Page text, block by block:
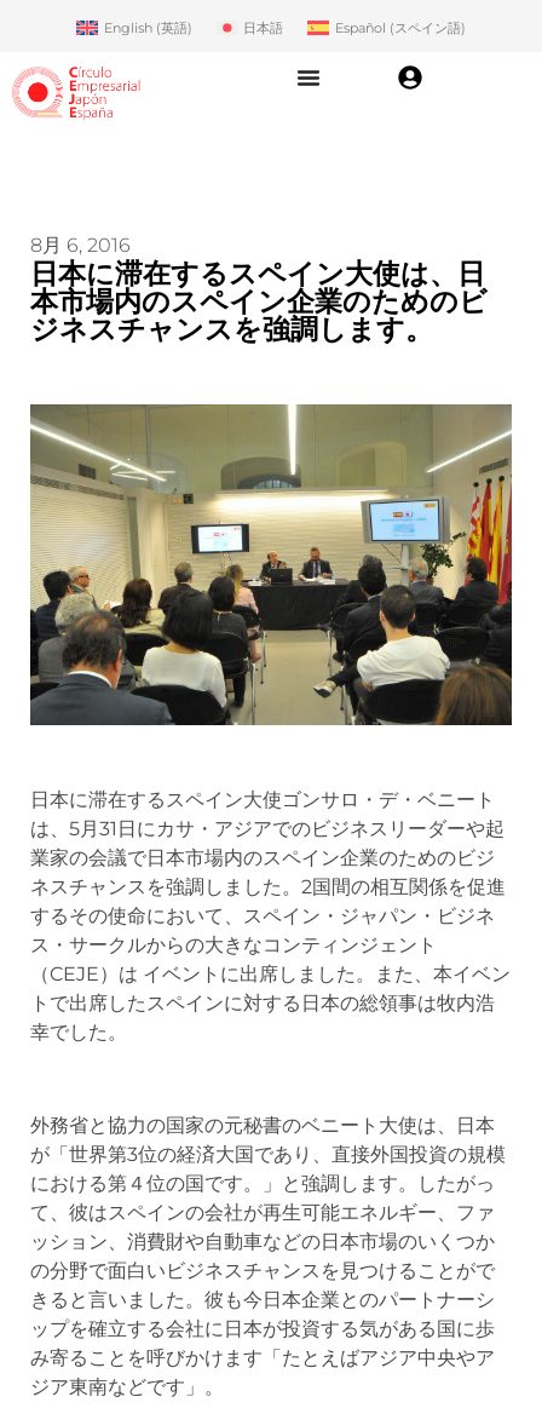
English(英語) 日本語 Español ( スペイン語)
8月 6, 2016
日本に滞在するスペイン大使は、日
本市場内のスペイン企業のためのビ
ジネスチャンスを強調します。
日本に滞在するスペイン大使ゴンサロ・デ・ベニート
は、5月31日にカサ・アジアでのビジネスリーダーや起
業家の会議で日本市場内のスペイン企業のためのビジ
ネスチャンスを強調しました。2国間の相互関係を促進
するその使命において、スペイン・ジャパン・ビジネ
ス・サークルからの大きなコンティンジェント
（CEJE）は イベントに出席しました。また、本イベン
トで出席したスペインに対する日本の総領事は牧内浩
幸でした。
外務省と協力の国家の元秘書のベニート大使は、日本
が「世界第3位の経済大国であり、直接外国投資の規模
における第４位の国です。」と強調します。したがっ
て、彼はスペインの会社が再生可能エネルギー、ファ
ッション、消費財や自動車などの日本市場のいくつか
の分野で面白いビジネスチャンスを見つけることがで
きると言いました。彼も今日本企業とのパートナーシ
ップを確立する会社に日本が投資する気がある国に歩
み寄ることを呼びかけます「たとえばアジア中央やア
ジア東南などです」。